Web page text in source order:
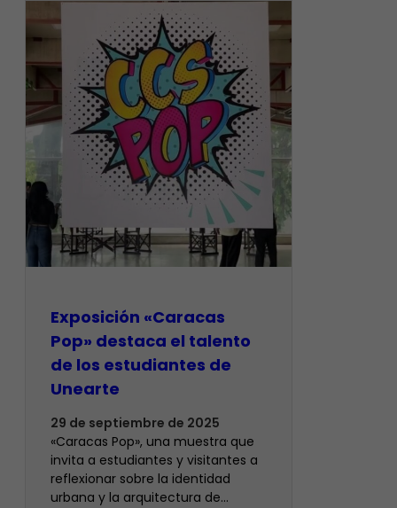
Exposición «Caracas
Pop» destaca el talento
de los estudiantes de
Unearte
29 de septiembre de 2025
«Caracas Pop», una muestra que
invita a estudiantes y visitantes a
reflexionar sobre la identidad
urbana y la arquitectura de…